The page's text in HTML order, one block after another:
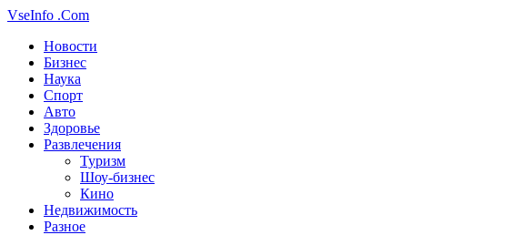
VseInfo .Com
Новости
Бизнес
Наука
Спорт
Авто
Здоровье
Развлечения
Туризм
Шоу-бизнес
Кино
Недвижимость
Разное